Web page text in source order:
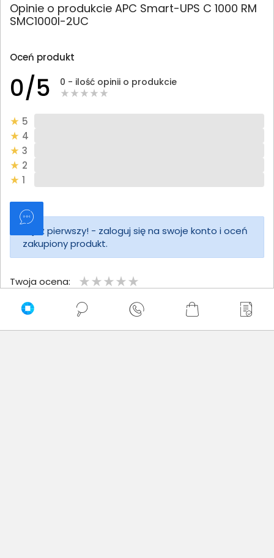
Opinie o produkcie APC Smart-UPS C 1000 RM
SMC1000I-2UC
Oceń produkt
0/5 0 - ilość opinii o produkcie
5
4
3
2
1
Bądź pierwszy! - zaloguj się na swoje konto i oceń
zakupiony produkt.
Twoja ocena:
Twoje imię